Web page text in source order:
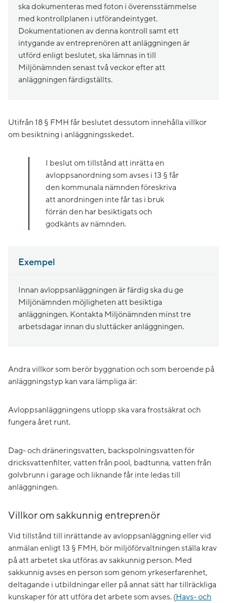
ska dokumenteras med foton i överensstämmelse
med kontrollplanen i utförandeintyget.
Dokumentationen av denna kontroll samt ett
intygande av entreprenören att anläggningen är
utförd enligt beslutet, ska lämnas in till
Miljönämnden senast två veckor efter att
anläggningen färdigställts.
Utifrån 18 § FMH får beslutet dessutom innehålla villkor
om besiktning i anläggningsskedet.
I beslut om tillstånd att inrätta en
avloppsanordning som avses i 13 § får
den kommunala nämnden föreskriva
att anordningen inte får tas i bruk
förrän den har besiktigats och
godkänts av nämnden.
Exempel
Innan avloppsanläggningen är färdig ska du ge
Miljönämnden möjligheten att besiktiga
anläggningen. Kontakta Miljönämnden minst tre
arbetsdagar innan du sluttäcker anläggningen.
Andra villkor som berör byggnation och som beroende på
anläggningstyp kan vara lämpliga är:
Avloppsanläggningens utlopp ska vara frostsäkrat och
fungera året runt.
Dag- och dräneringsvatten, backspolningsvatten för
dricksvattenfilter, vatten från pool, badtunna, vatten från
golvbrunn i garage och liknande får inte ledas till
anläggningen.
Villkor om sakkunnig entreprenör
Vid tillstånd till inrättande av avloppsanläggning eller vid
anmälan enligt 13 § FMH, bör miljöförvaltningen ställa krav
på att arbetet ska utföras av sakkunnig person. Med
sakkunnig avses en person som genom yrkeserfarenhet,
deltagande i utbildningar eller på annat sätt har tillräckliga
kunskaper för att utföra det arbete som avses. (Havs- och